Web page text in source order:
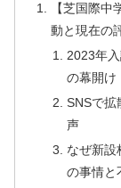
【芝国際
動と現在の
2023年
の幕開け
SNSで拡
声
なぜ新設
の事情と